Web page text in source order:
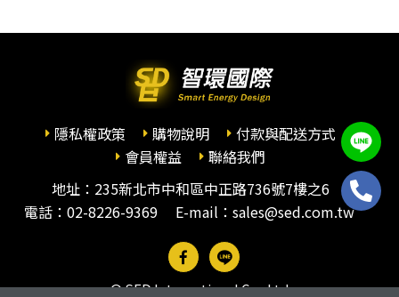
隱私權政策 購物說明
付款與配送方式
會員權益
聯絡我們
地址：235新北市中和區中正路736號7樓之6
電話： 02-8226-9369 E-mail：sales@sed.com.tw
© SED International Co., Ltd